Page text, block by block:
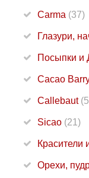
Carma (37)
Глазури,
Посыпки и
Cacao
Callebaut
Sicao (21)
Красители
Орехи,